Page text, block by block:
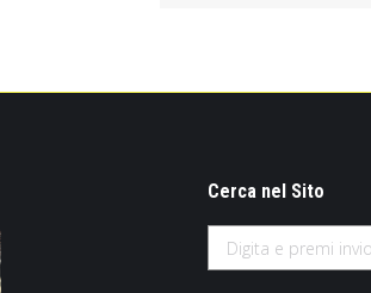
Cerca nel Sito
Search: